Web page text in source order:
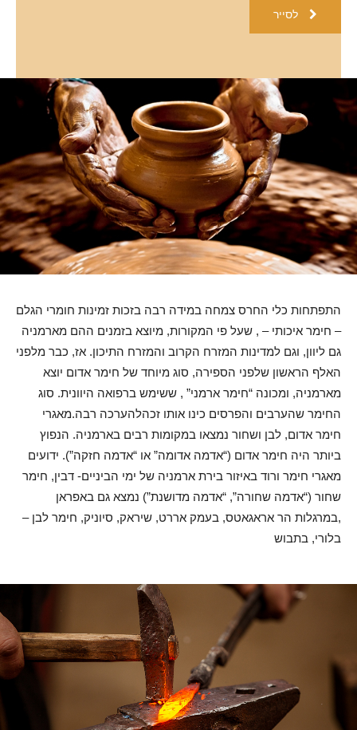
לסייר
התפתחות כלי החרס צמחה במידה רבה בזכות זמינות חומרי הגלם
– חימר איכותי – , שעל פי המקורות, מיוצא בזמנים ההם מארמניה
גם ליוון, וגם למדינות המזרח הקרוב והמזרח התיכון. אז, כבר מלפני
האלף הראשון שלפני הספירה, סוג מיוחד של חימר אדום יוצא
מארמניה, ומכונה “חימר ארמני” , ששימש ברפואה היוונית. סוג
החימר שהערבים והפרסים כינו אותו זכהלהערכה רבה.מאגרי
חימר אדום, לבן ושחור נמצאו במקומות רבים בארמניה. הנפוץ
ביותר היה חימר אדום (“אדמה אדומה” או “אדמה חזקה”). ידועים
מאגרי חימר ורוד באיזור בירת ארמניה של ימי הביניים- דבין, חימר
שחור (“אדמה שחורה”, “אדמה מדושנת”) נמצא גם באפראן
,במרגלות הר אראגאטס, בעמק אררט, שיראק, סיוניק, חימר לבן –
בלורי, בתבוש